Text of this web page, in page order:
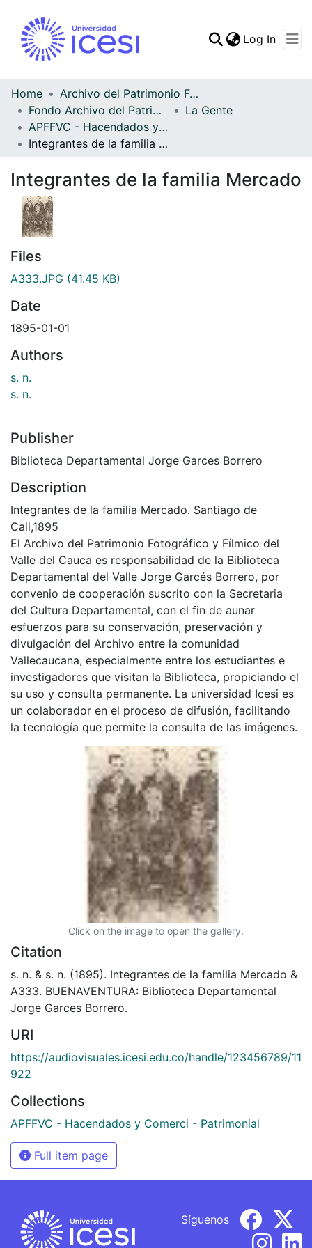
Statistics
Log In
Home
Archivo del Patrimonio Fotográfico y Fílmico del Valle del Cauca
Fondo Archivo del Patrimonio Fotográfico y Fílmico del Valle del Cauca
La Gente
APFFVC - Hacendados y Comerci - Patrimonial
Integrantes de la familia Mercado
Integrantes de la familia Mercado
Files
A333.JPG (41.45 KB)
Date
1895-01-01
Authors
s. n.
s. n.
Publisher
Biblioteca Departamental Jorge Garces Borrero
Description
Integrantes de la familia Mercado. Santiago de
Cali,1895
El Archivo del Patrimonio Fotográfico y Fílmico del
Valle del Cauca es responsabilidad de la Biblioteca
Departamental del Valle Jorge Garcés Borrero, por
convenio de cooperación suscrito con la Secretaria
del Cultura Departamental, con el fin de aunar
esfuerzos para su conservación, preservación y
divulgación del Archivo entre la comunidad
Vallecaucana, especialmente entre los estudiantes e
investigadores que visitan la Biblioteca, propiciando el
su uso y consulta permanente. La universidad Icesi es
un colaborador en el proceso de difusión, facilitando
la tecnología que permite la consulta de las imágenes.
Click on the image to open the gallery.
Citation
s. n. & s. n. (1895). Integrantes de la familia Mercado &
A333. BUENAVENTURA: Biblioteca Departamental
Jorge Garces Borrero.
URI
https://audiovisuales.icesi.edu.co/handle/123456789/11
922
Collections
APFFVC - Hacendados y Comerci - Patrimonial
Full item page
Síguenos